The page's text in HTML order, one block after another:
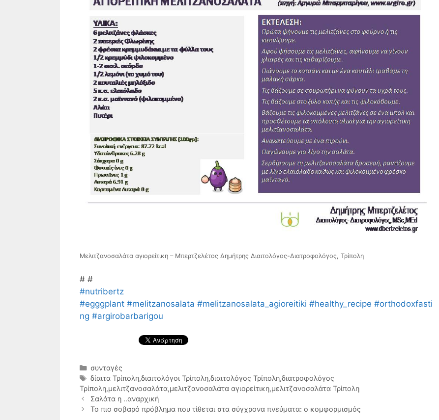
Μελιτζανοσαλάτα αγιορείτικη – Μπερτζελέτος Δημήτρης Διαιτολόγος-Διατροφολόγος, Τρίπολη
# #
#nutribertz
#egggplant #melitzanosalata #melitzanosalata_agioreitiki #healthy_recipe #orthodoxfasti
ng #argirobarbarigou
Κατηγορίες
συνταγές
Ετικέτες
δίαιτα Τρίπολη,διαιτολόγοι Τρίπολη,διαιτολόγος Τρίπολη,διατροφολόγος
Τρίπολη,μελιτζανοσαλάτα,μελιτζανοσαλάτα αγιορείτικη,μελιτζανοσαλάτα Τρίπολη
Σαλάτα η ..αναρχική
Το πιο σοβαρό πρόβλημα που τίθεται στα σύγχρονα πνεύματα: ο κομφορμισμός